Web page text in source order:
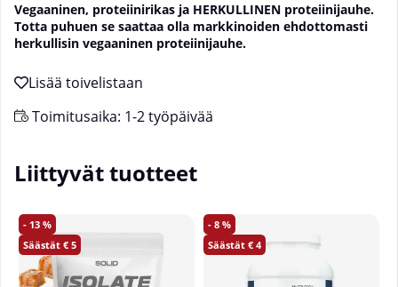
Vegaaninen, proteiinirikas ja HERKULLINEN proteiinijauhe.
Totta puhuen se saattaa olla markkinoiden ehdottomasti
herkullisin vegaaninen proteiinijauhe.
Toimitusaika: 1-2 työpäivää
Liittyvät tuotteet
13
5
8
4